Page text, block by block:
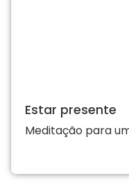
Estar presente
Meditação para